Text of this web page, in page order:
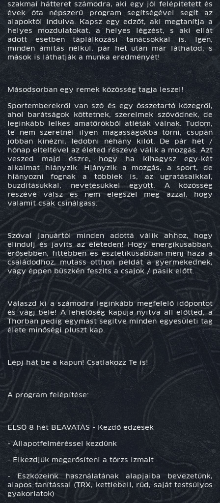
szakmai hátteret számodra, aki egy jól felépítetett és
évek óta népszerű program segítségével segít az
alapoktól indulva. Kapsz egy edzőt, aki megtanítja a
helyes mozdulatokat, a helyes légzést, s aki ellát
adott esetben táplálkozási tanácsokkal is. Igen,
minden ámítás nélkül, pár hét után már láthatod, s
mások is láthatják a munka eredményét!
Másodsorban egy remek közösség tagja leszel!
Sportemberekről van szó és egy összetartó közegről,
ahol barátságok köttetnek, szerelmek szövődnek, de
leginkább lelkes amatőrökből atléták válnak. Tudom,
te nem szeretnél ilyen magasságokba törni, csupán
jobban kinézni, ledobni néhány kilót. De pár hét /
hónap elteltével az életed részévé válik a mozgás. Azt
veszed majd észre, hogy ha kihagysz egy-két
alkalmat hiányzik. Hiányzik a mozgás, a sport, de
hiányozni fognak a többiek is, az ugratásaikkal,
buzdításukkal, nevetésükkel együtt. A közösség
részévé válsz és nem elégszel meg azzal, hogy
valamit csak csinálgass.
Szóval januártól minden adottá válik ahhoz, hogy
elindulj és javíts az életeden! Hogy energikusabban,
erősebben, fittebben és esztétikusabban menj haza a
családodhoz, mutass otthon példát a gyermekednek,
vagy éppen büszkén feszíts a csajok / pasik előtt.
Válaszd ki a számodra leginkább megfelelő időpontot
és vágj bele! A lehetőség kapuja nyitva áll előtted, a
Thorban pedig egymást segítve minden egyesületi tag
élete minőségi pluszt kap.
Lépj hát be a kapun! Csatlakozz Te is!
A program felépítése:
ELSŐ 8 hét BEAVATÁS - Kezdő edzések
- Állapotfelméréssel kezdünk
- Elkezdjük megerősíteni a törzs izmait
- Eszközeink használatának alapjaiba bevezetünk,
alapos tanítással (TRX, kettlebell, rúd, saját testsúlyos
gyakorlatok)